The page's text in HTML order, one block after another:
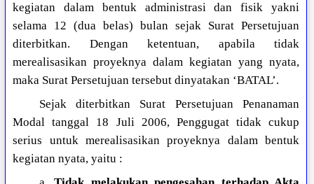
kegiatan dalam bentuk administrasi dan fisik yakni
selama 12 (dua belas) bulan sejak Surat Persetujuan
diterbitkan. Dengan ketentuan, apabila tidak
merealisasikan proyeknya dalam kegiatan yang nyata,
maka Surat Persetujuan tersebut dinyatakan ‘BATAL’.
Sejak diterbitkan Surat Persetujuan Penanaman
Modal tanggal 18 Juli 2006, Penggugat tidak cukup
serius untuk merealisasikan proyeknya dalam bentuk
kegiatan nyata, yaitu :